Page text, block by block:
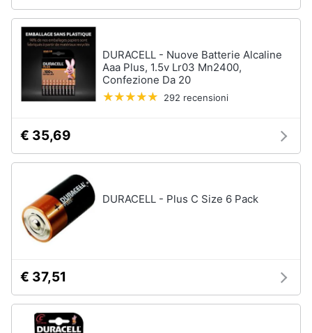
DURACELL - Nuove Batterie Alcaline
Aaa Plus, 1.5v Lr03 Mn2400,
Confezione Da 20
292 recensioni
€ 35,69
DURACELL - Plus C Size 6 Pack
€ 37,51